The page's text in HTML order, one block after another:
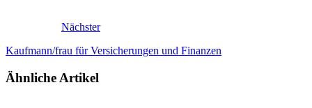
Nächster
Kaufmann/frau für Versicherungen und Finanzen
Ähnliche Artikel